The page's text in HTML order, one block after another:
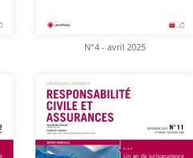
N°4 - avril 2025